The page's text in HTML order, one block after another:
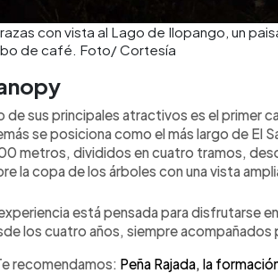
con vista al Lago de Ilopango, un
de café. Foto/ Cortesía
de sus principales atractivos es el primer
se posiciona como el más largo de El
metros, divididos en cuatro tramos,
la copa de los árboles con una vista
está pensada para disfrutarse
los cuatro años, siempre acompañados
recomendamos: Peña Rajada, la